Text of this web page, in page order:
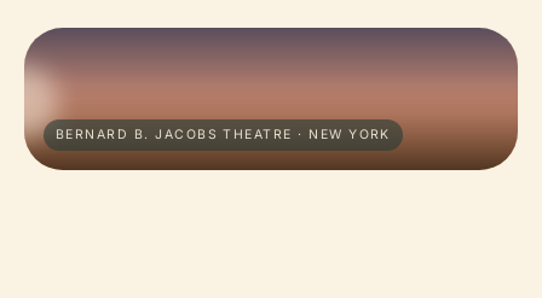
BERNARD B. JACOBS THEATRE · NEW YORK